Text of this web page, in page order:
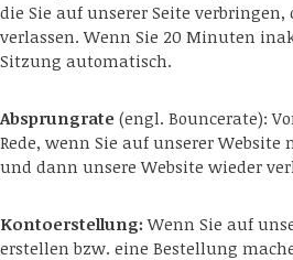
die Sie auf unserer Seite verbringen,
verlassen. Wenn Sie 20 Minuten
Sitzung automatisch.
Absprungrate (engl. Bouncerate):
Rede, wenn Sie auf unserer Website
und dann unsere Website wieder
Kontoerstellung: Wenn Sie auf
erstellen bzw. eine Bestellung